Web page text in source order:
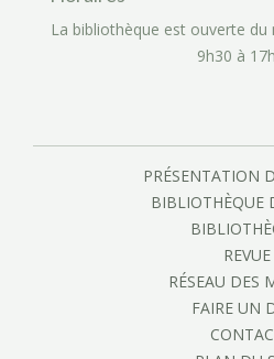
La bibliothèque est ouverte du
9h30 à
PRÉSENTATION
BIBLIOTHÈQUE
REVUE
RÉSEAU DES
FAIRE UN